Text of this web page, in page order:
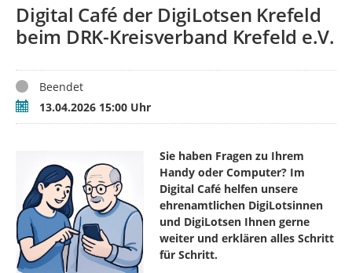
Digital Café der DigiLotsen Krefeld
beim DRK-Kreisverband Krefeld e.V.
StatusBeendet
Termin13.04.2026 15:00 Uhr
Sie haben Fragen zu Ihrem
Handy oder Computer? Im
Digital Café helfen unsere
ehrenamtlichen DigiLotsinnen
und DigiLotsen Ihnen gerne
weiter und erklären alles Schritt
für Schritt.